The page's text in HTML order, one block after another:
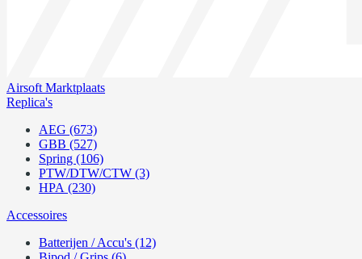
Airsoft Marktplaats
Replica's
AEG (673)
GBB (527)
Spring (106)
PTW/DTW/CTW (3)
HPA (230)
Accessoires
Batterijen / Accu's (12)